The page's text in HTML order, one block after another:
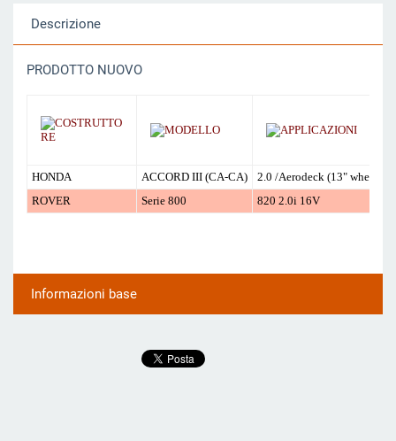
Descrizione
PRODOTTO NUOVO
HONDA ACCORD III (CA-CA) 2.0 /Aerodeck (13" wheels)
ROVER
Serie 800 820 2.0i 16V
Informazioni base